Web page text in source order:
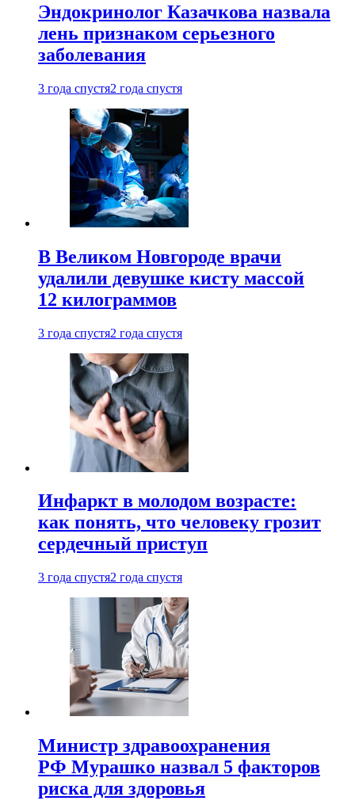
Эндокринолог Казачкова назвала
лень признаком серьезного
заболевания
3 года спустя2 года спустя
В Великом Новгороде врачи
удалили девушке кисту массой
12 килограммов
3 года спустя2 года спустя
Инфаркт в молодом возрасте:
как понять, что человеку грозит
сердечный приступ
3 года спустя2 года спустя
Министр здравоохранения
РФ Мурашко назвал 5 факторов
риска для здоровья